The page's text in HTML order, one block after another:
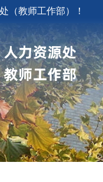
（教师工作部）！